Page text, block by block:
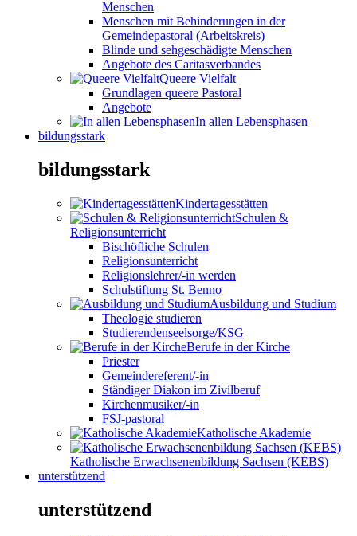
Menschen
Menschen mit Behinderungen in der
Gemeindepastoral (Arbeitskreis)
Blinde und sehgeschädigte Menschen
Angebote des Caritasverbandes
Queere Vielfalt
Grundlagen queere Pastoral
Angebote
In allen Lebensphasen
bildungsstark
bildungsstark
Kindertagesstätten
Schulen &
Religionsunterricht
Bischöfliche Schulen
Religionsunterricht
Religionslehrer/-in werden
Schulstiftung St. Benno
Ausbildung und Studium
Theologie studieren
Studierendenseelsorge/KSG
Berufe in der Kirche
Priester
Gemeindereferent/-in
Ständiger Diakon im Zivilberuf
Kirchenmusiker/-in
FSJ-pastoral
Katholische Akademie
Katholische Erwachsenenbildung Sachsen (KEBS)
unterstützend
unterstützend